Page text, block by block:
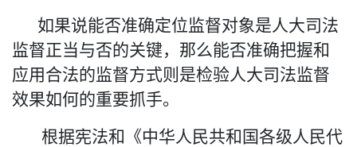
如果说能否准确定位监督对象是人大司法
监督正当与否的关键，那么能否准确把握和
应用合法的监督方式则是检验人大司法监督
效果如何的重要抓手。
根据宪法和《中华人民共和国各级人民代